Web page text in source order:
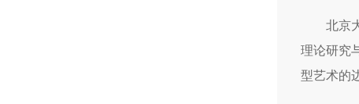
北京
理论研究
型艺术的